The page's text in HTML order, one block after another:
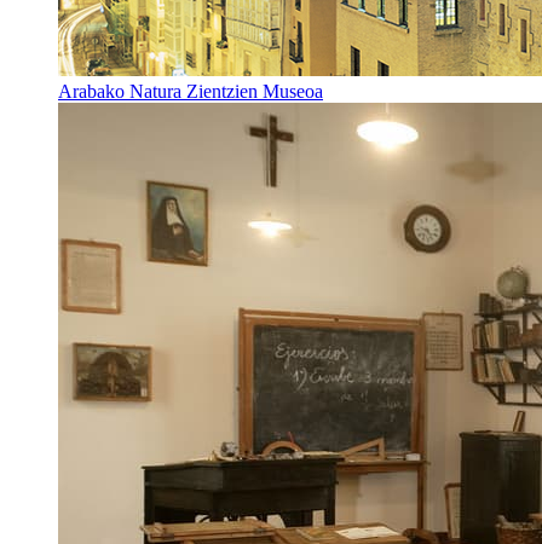
Arabako Natura Zientzien Museoa